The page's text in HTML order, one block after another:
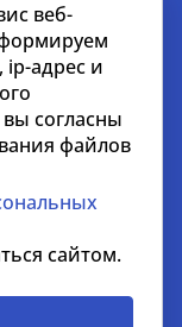
веб-
ip-адрес и
согласны
файлов
сайтом.